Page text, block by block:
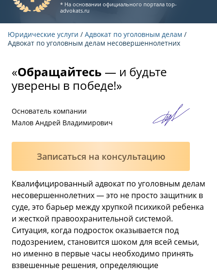
* На основании официального порталаtop-
advokats.ru
Юридические услуги / Адвокат по уголовным делам /
Адвокат по уголовным делам несовершеннолетних
«Обращайтесь — и будьте
уверены в победе!»
Основатель компании
Малов Андрей Владимирович
Записаться на консультацию
Квалифицированный адвокат по уголовным делам
несовершеннолетних — это не просто защитник в
суде, это барьер между хрупкой психикой ребенка
и жесткой правоохранительной системой.
Ситуация, когда подросток оказывается под
подозрением, становится шоком для всей семьи,
но именно в первые часы необходимо принять
взвешенные решения, определяющие